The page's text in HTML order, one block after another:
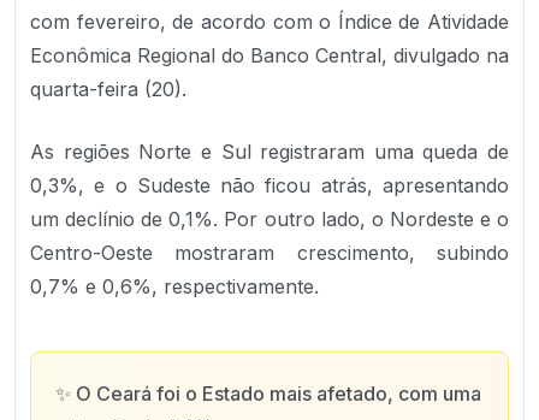
com fevereiro, de acordo com o Índice de Atividade
Econômica Regional do Banco Central, divulgado na
quarta-feira (20).
As regiões Norte e Sul registraram uma queda de
0,3%, e o Sudeste não ficou atrás, apresentando
um declínio de 0,1%. Por outro lado, o Nordeste e o
Centro-Oeste mostraram crescimento, subindo
0,7% e 0,6%, respectivamente.
✨ O Ceará foi o Estado mais afetado, com uma